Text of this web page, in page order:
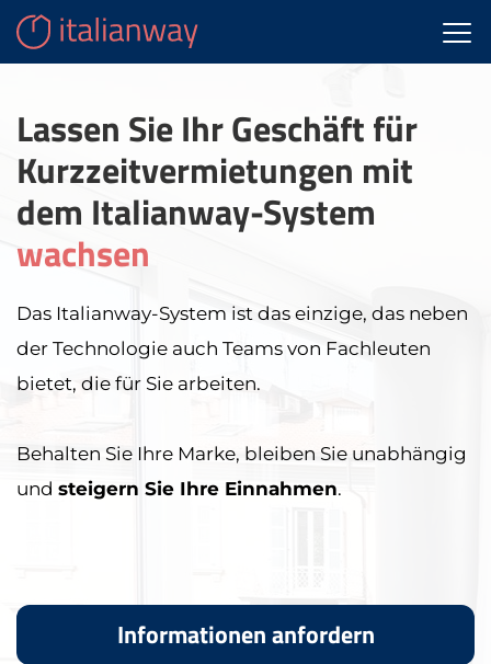
Lassen Sie Ihr Geschäft für
Kurzzeitvermietungen mit
dem Italianway-System
wachsen
Das Italianway-System ist das einzige, das neben
der Technologie auch Teams von Fachleuten
bietet, die für Sie arbeiten.
Behalten Sie Ihre Marke, bleiben Sie unabhängig
und steigern Sie Ihre Einnahmen.
Informationen anfordern